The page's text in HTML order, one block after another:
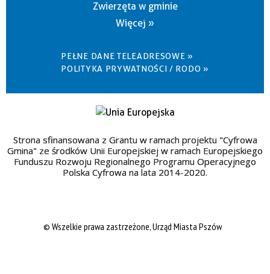
Zwierzęta w gminie
Więcej »
PEŁNE DANE TELEADRESOWE »
POLITYKA PRYWATNOŚCI / RODO »
Strona sfinansowana z Grantu w ramach projektu "Cyfrowa
Gmina" ze środków Unii Europejskiej w ramach Europejskiego
Funduszu Rozwoju Regionalnego Programu Operacyjnego
Polska Cyfrowa na lata 2014-2020.
© Wszelkie prawa zastrzeżone, Urząd Miasta Pszów